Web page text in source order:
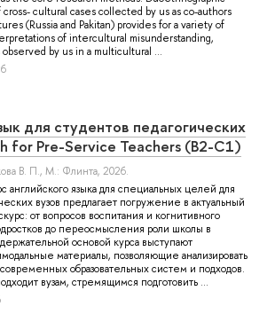
cross- cultural cases collected by us as co-authors
(Russia and Pakitan) provides for a variety of
of intercultural misunderstanding,
by us in a multicultural ...
для студентов педагогических
for Pre-Service Teachers (B2-C1)
В. П., М.: Флинта, 2026.
английского языка для специальных целей для
вузов предлагает погружение в актуальный
от вопросов воспитания и когнитивного
до переосмысления роли школы в
основой курса выступают
материалы, позволяющие анализировать
образовательных систем и подходов.
вузам, стремящимся подготовить ...